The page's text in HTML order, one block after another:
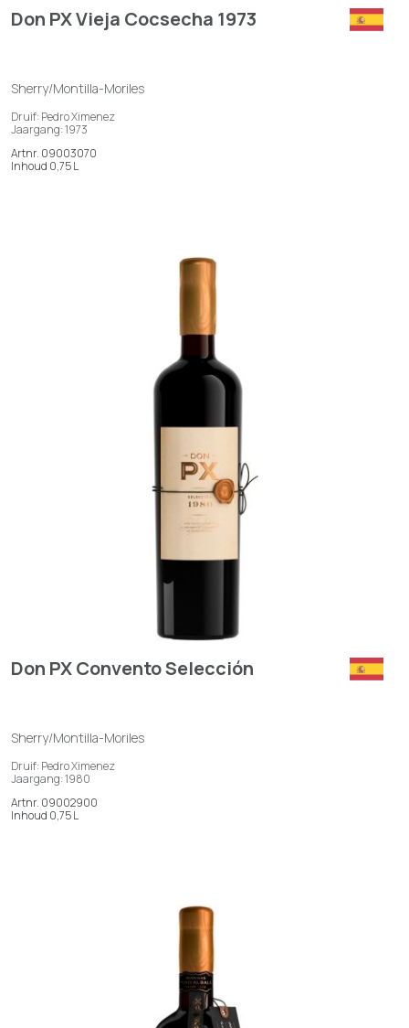
Don PX Vieja Cocsecha 1973
Sherry/Montilla-Moriles
Druif: Pedro Ximenez
Jaargang: 1973
Artnr. 09003070
Inhoud 0,75 L
Don PX Convento Selección
Sherry/Montilla-Moriles
Druif: Pedro Ximenez
Jaargang: 1980
Artnr. 09002900
Inhoud 0,75 L